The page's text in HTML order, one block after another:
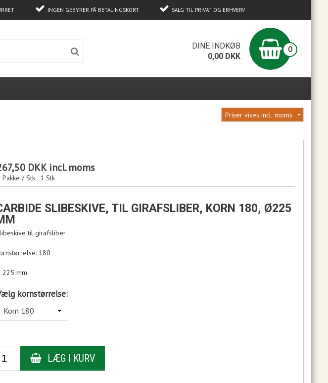
INGEN GEBYRER PÅ BETALINGSKORT SALG TIL PRIVAT OG ERHVERV
DINE INDKØB 0
0,00 DKK
DKKincl. moms
Pakke / Stk. 1 Stk
SLIBESKIVE, TIL GIRAFSLIBER, KORN 180, Ø225
til girafsliber
180
mm
kornstørrelse: